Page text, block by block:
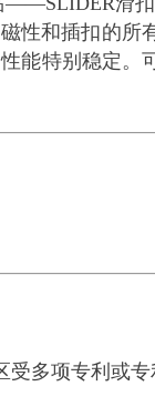
性和插扣的所
能特别稳定
多项专利或